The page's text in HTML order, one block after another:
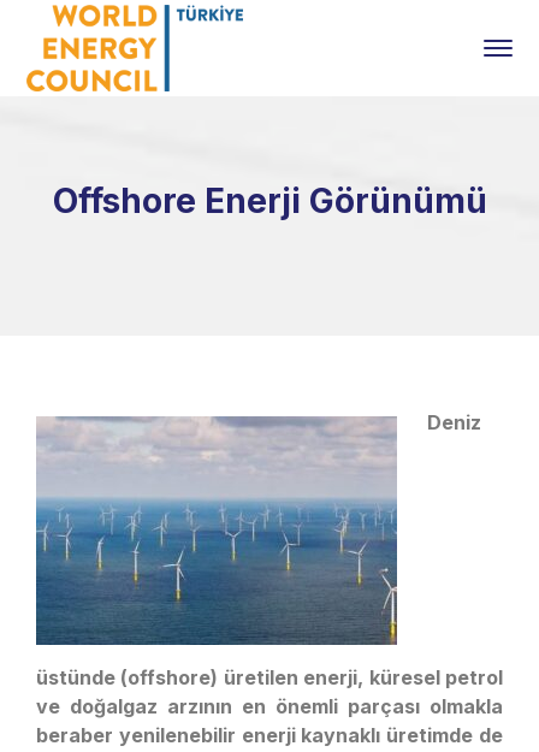
Offshore Enerji Görünümü
Deniz
üstünde (offshore) üretilen enerji, küresel petrol
ve doğalgaz arzının en önemli parçası olmakla
beraber yenilenebilir enerji kaynaklı üretimde de